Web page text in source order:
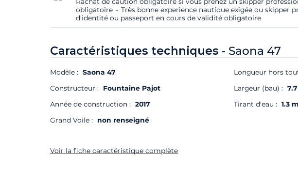
Rachat de caution obligatoire si vous prenez un skipper
obligatoire
Très bonne experience nautique exigée ou skipper
d'identité ou passeport en cours de validité obligatoire
Caractéristiques techniques - Saona 47
Modèle : Saona 47
Constructeur : Fountaine Pajot
Année de construction : 2017
Grand Voile : non renseigné
Longueur hors
Largeur (bau) :
Tirant d'eau : 1.3 m
Voir la fiche caractéristique complète